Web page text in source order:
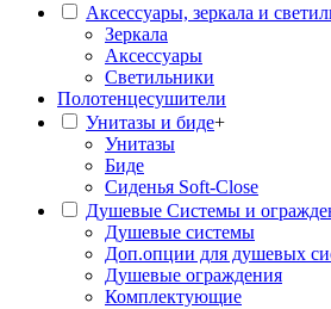
Аксессуары, зеркала и
Зеркала
Аксессуары
Светильники
Полотенцесушители
Унитазы и биде+
Унитазы
Биде
Сиденья Soft-Close
Душевые Системы и
Душевые системы
Доп.опции для душевых
Душевые ограждения
Комплектующие